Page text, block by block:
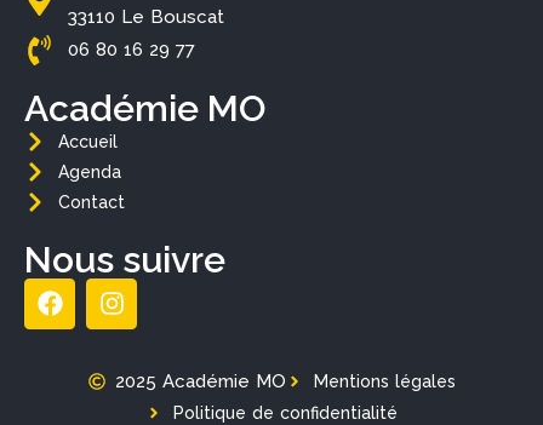
33110 Le Bouscat
06 80 16 29 77
Académie MO
Accueil
Agenda
Contact
Nous suivre
2025 Académie MO
Mentions légales
Politique de confidentialité